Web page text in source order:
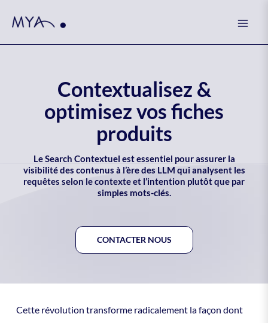
Contextualisez &
optimisez vos fiches
produits
Le Search Contextuel est essentiel pour assurer la
visibilité des contenus à l’ère des LLM qui analysent les
requêtes selon le contexte et l’intention plutôt que par
simples mots-clés.
CONTACTER NOUS
Cette révolution transforme radicalement la façon dont